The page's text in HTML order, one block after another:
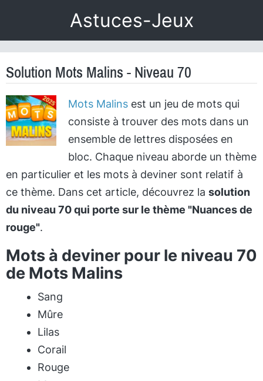
Astuces-Jeux
Solution Mots Malins - Niveau 70
Mots Malinsest un jeu de mots qui
consiste à trouver des mots dans un
ensemble de lettres disposées en
bloc. Chaque niveau aborde un thème
en particulier et les mots à deviner sont relatif à
ce thème. Dans cet article, découvrez la solution
du niveau 70 qui porte sur le thème "Nuances de
rouge".
Mots à deviner pour le niveau 70
de Mots Malins
Sang
Mûre
Lilas
Corail
Rouge